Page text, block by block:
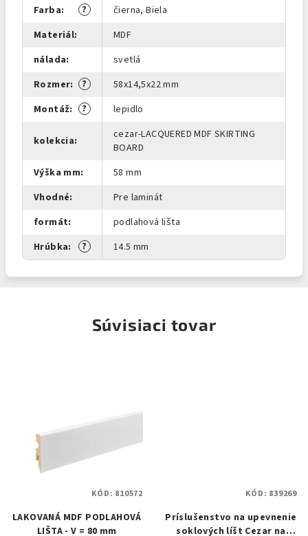
?
Farba:
čierna, Biela
Materiál:
MDF
nálada:
svetlá
?
Rozmer:
58x14,5x22 mm
?
Montáž: lepidlo
kolekcia:
cezar-LACQUERED MDF SKIRTING
BOARD
Výška mm:
58 mm
Vhodné:
Pre laminát
formát:
podlahová lišta
?
Hrúbka: 14.5 mm
Súvisiaci tovar
LAKOVANÁ MDF PODLAHOVÁ
LIŠTA - V = 80 mm
KÓD: 810572
Príslušenstvo na upevnenie
soklových líšt Cezar na
KÓD: 839269